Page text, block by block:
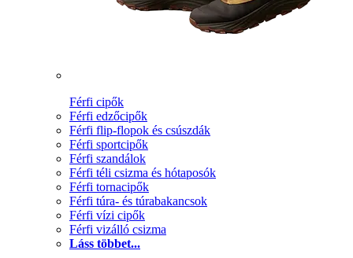
Férfi cipők
Férfi edzőcipők
Férfi flip-flopok és csúszdák
Férfi sportcipők
Férfi szandálok
Férfi téli csizma és hótaposók
Férfi tornacipők
Férfi túra- és túrabakancsok
Férfi vízi cipők
Férfi vizálló csizma
Láss többet...